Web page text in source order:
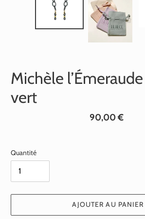
Michèle
vert
Prix
90,00 €
Quantité
AJOUTER AU PANIER